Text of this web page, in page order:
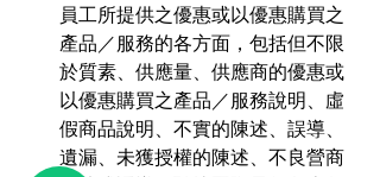
員工所提供之優惠或以優惠購買之
產品／服務的各方面，包括但不限
於質素、供應量、供應商的優惠或
以優惠購買之產品／服務說明、虛
假商品說明、不實的陳述、誤導、
遺漏、未獲授權的陳述、不良營商